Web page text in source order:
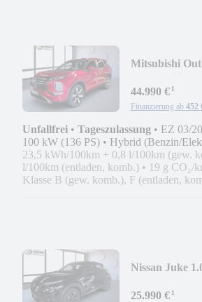
Mitsubishi
44.990 €¹
Finanzierung ab 452
Unfallfrei • Tageszulassung • EZ 03/
100 kW (136 PS) • Hybrid (Benzin/
23,5 kWh/100km + 0,8 l/100km (gew.
l/100km (entladen, komb.) • 19 g CO₂/
Klasse B (gew. komb.), F (entladen,
Nissan Juke
25.990 €¹